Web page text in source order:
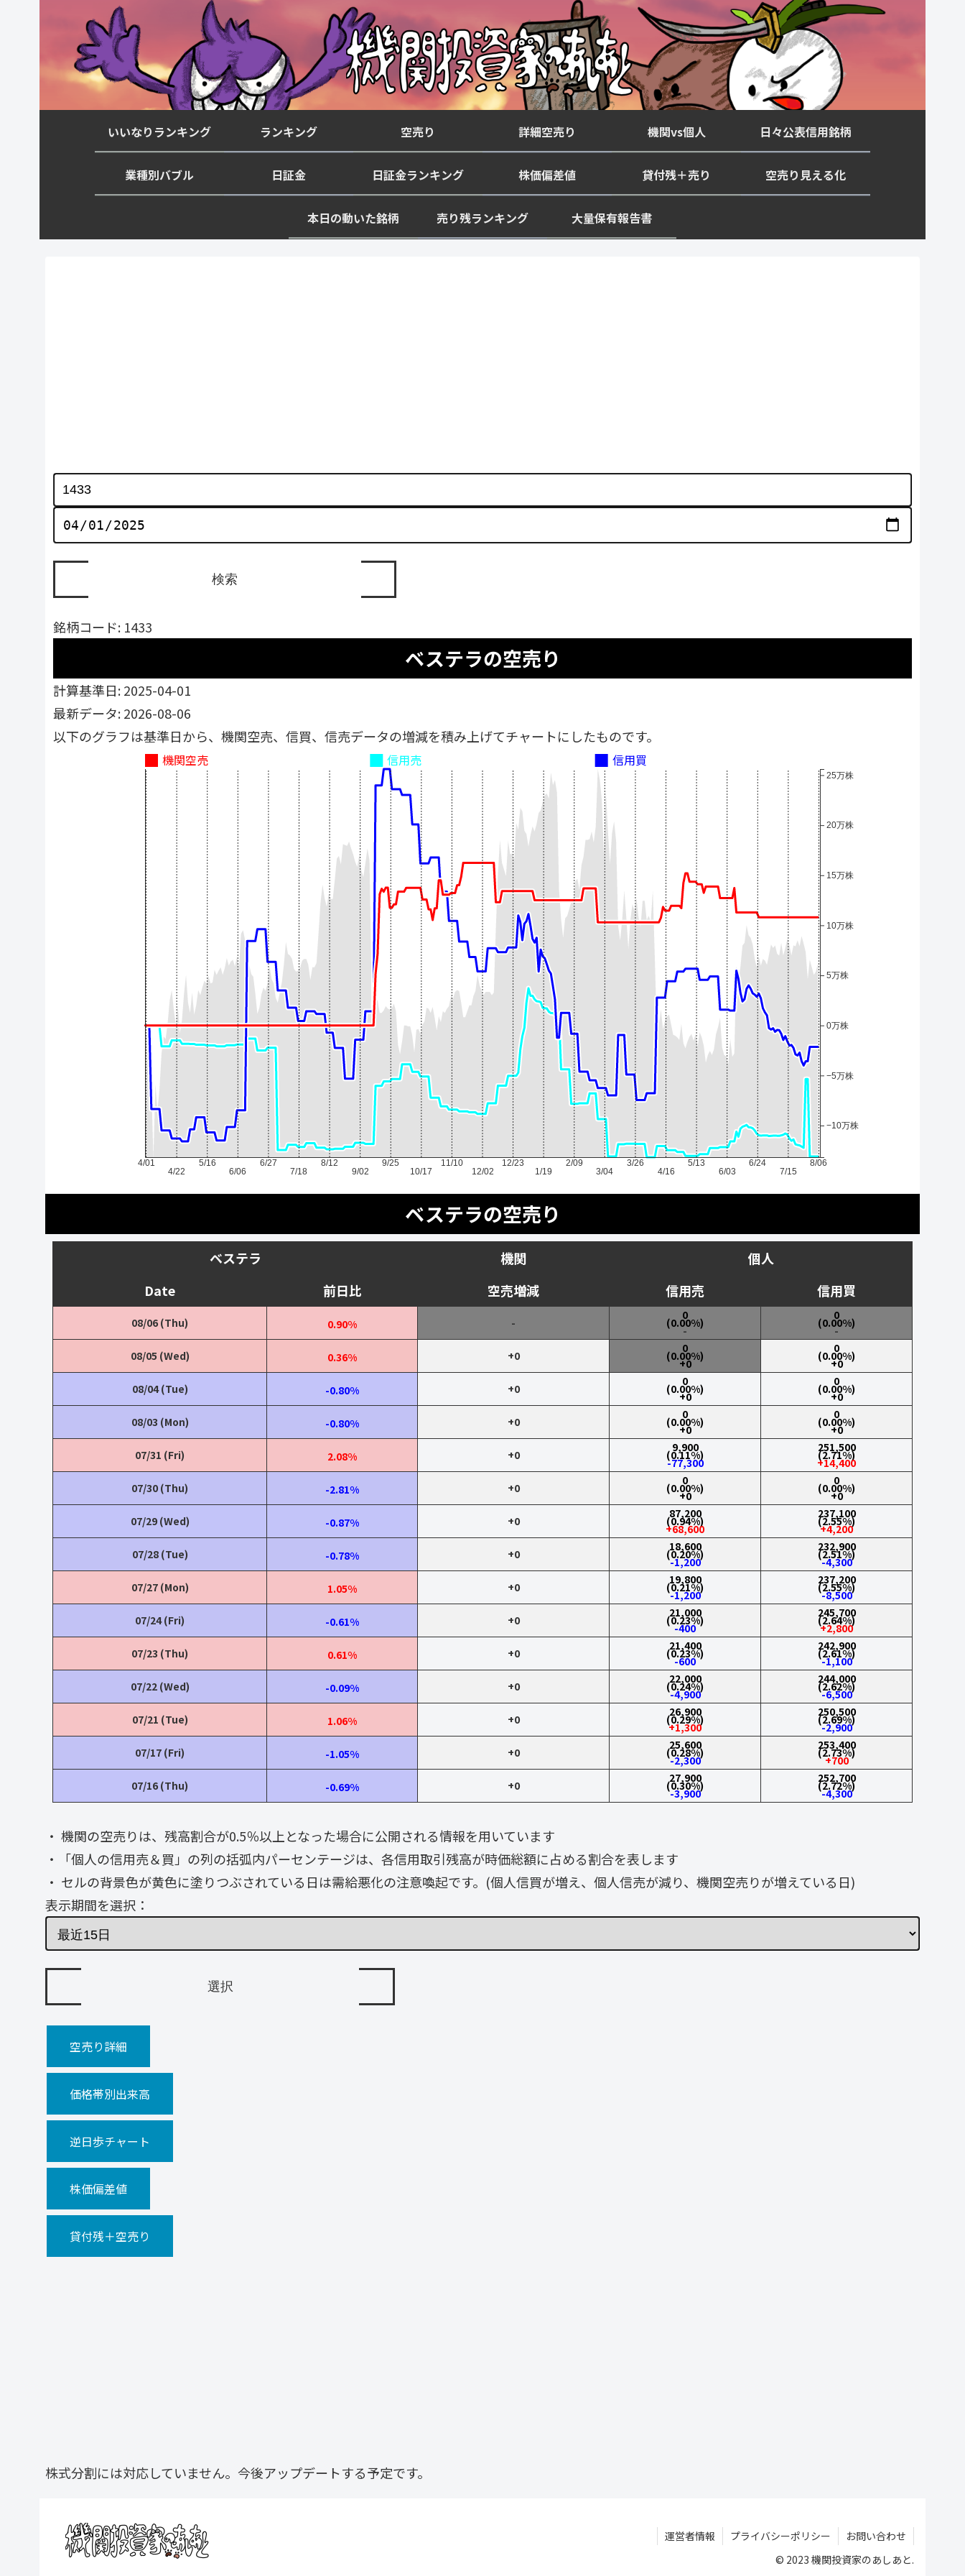
いいなりランキング ランキング 空売り 詳細空売り 機関vs個人 日々公表信用銘柄
業種別バブル 日証金 日証金ランキング 株価偏差値 貸付残＋売り 空売り見える化
本日の動いた銘柄 売り残ランキング 大量保有報告書
銘柄コード: 1433
ベステラの空売り
計算基準日: 2025-04-01
最新データ: 2026-08-06
以下のグラフは基準日から、機関空売、信買、信売データの増減を積み上げてチャートにしたものです。
機関空売 信用売 信用買
4/01
4/22
5/16
6/06
6/27
7/18
8/12
9/02
9/25
10/17
11/10
12/02
12/23
1/19
2/09
3/04
3/26
4/16
5/13
6/03
6/24
7/15
8/06
−10万株
−5万株
0万株
5万株
10万株
15万株
20万株
25万株
ベステラの空売り
ベステラ 機関
個人
Date
前日比 空売増減 信用売 信用買
08/06 (Thu) 0.90% -
0
(0.00%)
-
0
(0.00%)
-
08/05 (Wed)
0.36% +0
0
(0.00%)
+0
0
(0.00%)
+0
08/04 (Tue)
-0.80% +0
0
(0.00%)
+0
0
(0.00%)
+0
08/03 (Mon)
-0.80% +0
0
(0.00%)
+0
0
(0.00%)
+0
07/31 (Fri)
2.08% +0
9,900
(0.11%)
-77,300
251,500
(2.71%)
+14,400
07/30 (Thu)
-2.81% +0
0
(0.00%)
+0
0
(0.00%)
+0
07/29 (Wed)
-0.87% +0
87,200
(0.94%)
+68,600
237,100
(2.55%)
+4,200
07/28 (Tue)
-0.78% +0
18,600
(0.20%)
-1,200
232,900
(2.51%)
-4,300
07/27 (Mon)
1.05% +0
19,800
(0.21%)
-1,200
237,200
(2.55%)
-8,500
07/24 (Fri)
-0.61% +0
21,000
(0.23%)
-400
245,700
(2.64%)
+2,800
07/23 (Thu)
0.61% +0
21,400
(0.23%)
-600
242,900
(2.61%)
-1,100
07/22 (Wed)
-0.09% +0
22,000
(0.24%)
-4,900
244,000
(2.62%)
-6,500
07/21 (Tue)
1.06% +0
26,900
(0.29%)
+1,300
250,500
(2.69%)
-2,900
07/17 (Fri)
-1.05% +0
25,600
(0.28%)
-2,300
253,400
(2.73%)
+700
07/16 (Thu)
-0.69% +0
27,900
(0.30%)
-3,900
252,700
(2.72%)
-4,300
・ 機関の空売りは、残高割合が0.5％以上となった場合に公開される情報を用いています
・「個人の信用売＆買」の列の括弧内パーセンテージは、各信用取引残高が時価総額に占める割合を表します
・ セルの背景色が黄色に塗りつぶされている日は需給悪化の注意喚起です。(個人信買が増え、個人信売が減り、機関空売りが増えている日)
表示期間を選択：
空売り詳細
価格帯別出来高
逆日歩チャート
株価偏差値
貸付残＋空売り
株式分割には対応していません。今後アップデートする予定です。
運営者情報 プライバシーポリシー
お問い合わせ
© 2023 機関投資家のあしあと.